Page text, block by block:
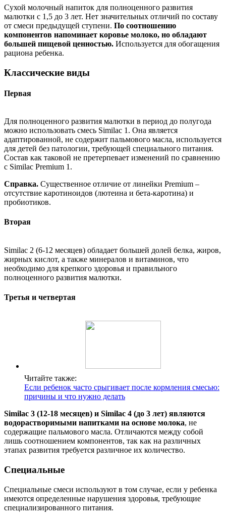
Сухой молочный напиток для полноценного развития
малютки с 1,5 до 3 лет. Нет значительных отличий по составу
от смеси предыдущей ступени. По соотношению
компонентов напоминает коровье молоко, но обладают
большей пищевой ценностью. Используется для обогащения
рациона ребенка.
Классические виды
Первая
Для полноценного развития малютки в период до полугода
можно использовать смесь Similac 1. Она является
адаптированной, не содержит пальмового масла, используется
для детей без патологии, требующей специального питания.
Состав как таковой не претерпевает изменений по сравнению
с Similac Premium 1.
Cправка. Существенное отличие от линейки Premium –
отсутствие каротиноидов (лютеина и бета-каротина) и
пробиотиков.
Вторая
Similac 2 (6-12 месяцев) обладает большей долей белка, жиров,
жирных кислот, а также минералов и витаминов, что
необходимо для крепкого здоровья и правильного
полноценного развития малютки.
Третья и четвертая
Читайте также:
Если ребенок часто срыгивает после кормления смесью:
причины и что нужно делать
Similac 3 (12-18 месяцев) и Similac 4 (до 3 лет) являются
водорастворимыми напитками на основе молока, не
содержащие пальмового масла. Отличаются между собой
лишь соотношением компонентов, так как на различных
этапах развития требуется различное их количество.
Специальные
Специальные смеси используют в том случае, если у ребенка
имеются определенные нарушения здоровья, требующие
специализированного питания.